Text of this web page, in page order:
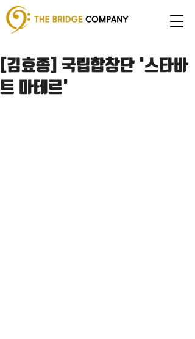
[김효종] 국립합창단 '스타바
트 마테르'